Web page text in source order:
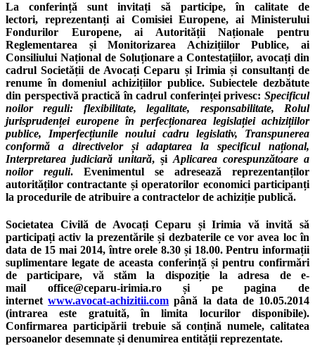
La conferință sunt invitați să participe, în calitate de
lectori, reprezentanți ai Comisiei Europene, ai Ministerului
Fondurilor Europene, ai Autorității Naționale pentru
Reglementarea și Monitorizarea Achizițiilor Publice, ai
Consiliului Național de Soluționare a Contestațiilor, avocați din
cadrul Societății de Avocați Ceparu și Irimia și consultanți de
renume în domeniul achizițiilor publice. Subiectele dezbătute
din perspectivă practică în cadrul conferinței privesc: Specificul
noilor reguli: flexibilitate, legalitate, responsabilitate, Rolul
jurisprudenței europene în perfecționarea legislației achizițiilor
publice, Imperfecțiunile noului cadru legislativ, Transpunerea
conformă a directivelor și adaptarea la specificul național,
Interpretarea judiciară unitară, și Aplicarea corespunzătoare a
noilor reguli. Evenimentul se adresează reprezentanților
autorităților contractante și operatorilor economici participanți
la procedurile de atribuire a contractelor de achiziție publică.
Societatea Civilă de Avocați Ceparu și Irimia vă invită să
participați activ la prezentările și dezbaterile ce vor avea loc în
data de 15 mai 2014, între orele 8.30 și 18.00.Pentru informații
suplimentare legate de aceasta conferință și pentru confirmări
de participare, vă stăm la dispoziție la adresa de e-
mail office@ceparu-irimia.roși pe
pagina de
internet www.avocat-achizitii.com până la data de 10.05.2014
(intrarea este gratuită, în limita locurilor disponibile).
Confirmarea participării trebuie să conțină numele, calitatea
persoanelor desemnate și denumirea entității reprezentate.